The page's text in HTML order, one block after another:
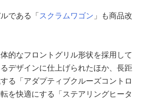
である「 スクラムワゴン 」も商品改
的なフロントグリル形状を採用して
デザインに仕上げられたほか、長距
る「アダプティブクルーズコントロ
を快適にする「ステアリングヒータ